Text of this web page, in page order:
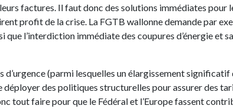
factures. Il faut donc des solutions immédiates pour
profit de la crise. La FGTB wallonne demande par
que l’interdiction immédiate des coupures d’énergie et
d’urgence (parmi lesquelles un élargissement
déployer des politiques structurelles pour assurer des
tout faire pour que le Fédéral et l’Europe fassent